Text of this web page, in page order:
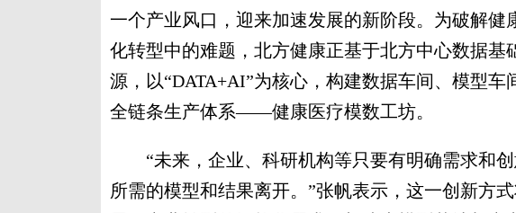
一个产业风口，迎来加速发展的新阶段。为破解健
化转型中的难题，北方健康正基于北方中心数据基
源，以“DATA+AI”为核心，构建数据车间、模型
全链条生产体系——健康医疗模数工坊。
“未来，企业、科研机构等只要有明确需求和创
所需的模型和结果离开。”张帆表示，这一创新方